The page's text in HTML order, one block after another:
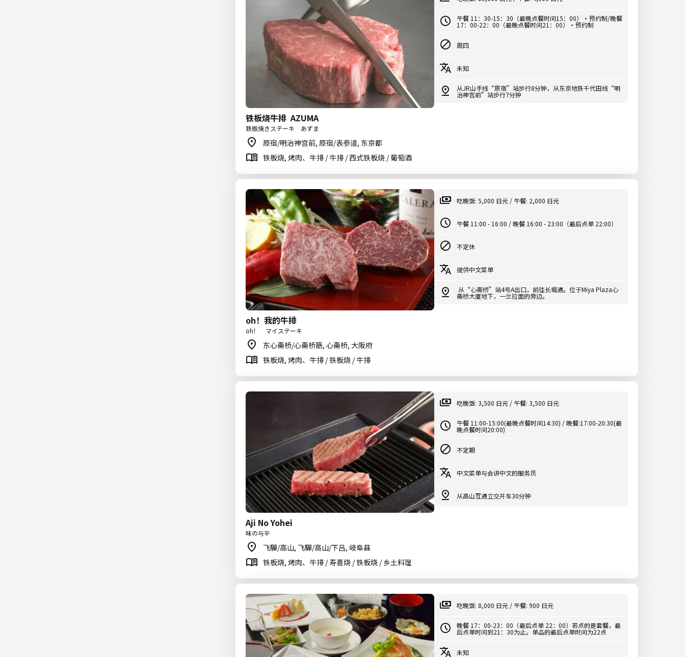
铁板烧牛排 AZUMA
鉄板焼きステーキ あずま
原宿/明治神宫前, 原宿/表参道, 东京都
铁板烧, 烤肉、牛排 / 牛排 / 西式铁板烧 / 葡萄酒
午餐 11：30-15：30（最晚点餐时间15：00）・预约制/晚餐
17：00-22：00（最晚点餐时间21：00）・预约制
周四
未知
从JR山手线“原宿”站步行8分钟，从东京地铁千代田线“明
治神宫前”站步行7分钟
oh！我的牛排
oh！ マイステーキ
东心斋桥/心斋桥筋, 心斋桥, 大阪府
铁板烧, 烤肉、牛排 / 铁板烧 / 牛排
吃晚饭: 5,000 日元 / 午餐: 2,000 日元
午餐 11:00 - 16:00 / 晚餐 16:00 - 23:00（最后点单 22:00）
不定休
提供中文菜单
从“心斋桥”站4号A出口，前往长堀通。位于Miya Plaza心
斋桥大厦地下，一兰拉面的旁边。
Aji No Yohei
味の与平
飞驒/高山, 飞驒/高山/下吕, 岐阜县
铁板烧, 烤肉、牛排 / 寿喜烧 / 铁板烧 / 乡土料理
吃晚饭: 3,500 日元 / 午餐: 3,500 日元
午餐 11:00-15:00(最晚点餐时间14:30) / 晚餐:17:00-20:30(最
晚点餐时间20:00)
不定期
中文菜单与会讲中文的服务员
从高山互通立交开车30分钟
吃晚饭: 8,000 日元 / 午餐: 900 日元
晚餐 17：00-23：00（最后点单 22：00）若点的是套餐，最
后点单时间到21：30为止。单品的最后点单时间为22点
未知